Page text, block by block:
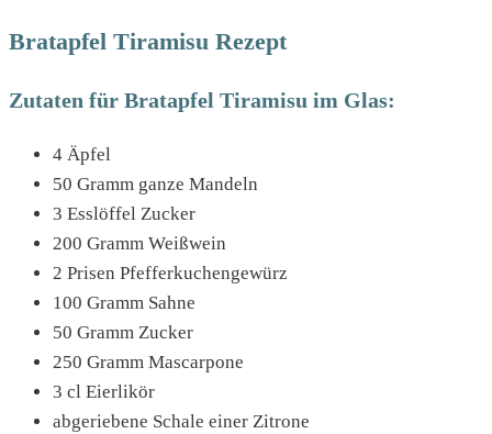
Bratapfel Tiramisu Rezept
Zutaten für Bratapfel Tiramisu im Glas:
4 Äpfel
50 Gramm ganze Mandeln
3 Esslöffel Zucker
200 Gramm Weißwein
2 Prisen Pfefferkuchengewürz
100 Gramm Sahne
50 Gramm Zucker
250 Gramm Mascarpone
3 cl Eierlikör
abgeriebene Schale einer Zitrone